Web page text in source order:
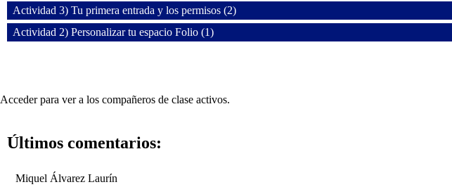
Actividad 3) Tu primera entrada y los permisos (2)
Actividad 2) Personalizar tu espacio Folio (1)
Acceder para ver a los compañeros de clase activos.
Últimos comentarios:
Miquel Álvarez Laurín